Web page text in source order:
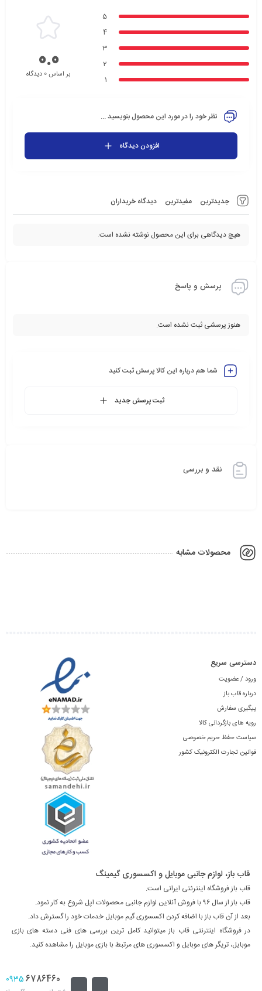
جدیدترین مفیدترین دیدگاه خریداران
هیچ دیدگاهی برای این محصول نوشته نشده است.
5
4
3
2
1
0.0بر اساس 0 دیدگاه
نظر خود را در مورد این محصول بنویسید ...
افزودن دیدگاه
پرسش و پاسخ
هنوز پرسشی ثبت نشده است.
شما هم درباره این کالا پرسش ثبت کنید
ثبت پرسش جدید
نقد و بررسی
محصولات مشابه
دسترسی سریع
ورود / عضویت
درباره قاب باز
پیگیری سفارش
رویه های بازگردانی کالا
سیاست حفظ حریم خصوصی
قوانین تجارت الکترونیک کشور
قاب باز، لوازم جانبی موبایل و اکسسوری گیمینگ
قاب باز فروشگاه اینترنتی ایرانی است.
قاب باز از سال ۹۶ با فروش آنلاین لوازم جانبی محصولات اپل شروع به کار نمود.
بعد از آن قاب باز با اضافه کردن اکسسوری گیم موبایل خدمات خود را گسترش داد.
در فروشگاه اینترنتی قاب باز میتوانید کامل ترین بررسی های فنی دسته های بازی
موبایل، تریگر های موبایل و اکسسوری های مرتبط با بازی موبایل را مشاهده کنید.
6786460
0935